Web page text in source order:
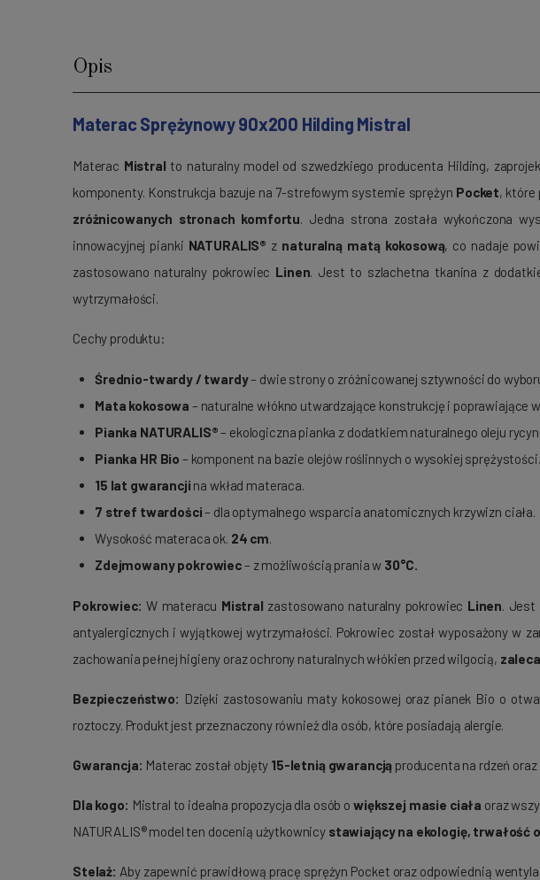
Opis
Materac Sprężynowy 90x200 Hilding Mistral
Materac Mistral to naturalny model od szwedzkiego producenta Hilding,
komponenty. Konstrukcja bazuje na 7-strefowym systemie sprężyn Pocket, które
zróżnicowanych stronach komfortu . Jedna strona została wykończona
innowacyjnej pianki NATURALIS® z naturalną matą kokosową, co nadaje
zastosowano naturalny pokrowiec Linen . Jest to szlachetna tkanina z
wytrzymałości.
Cechy produktu:
Średnio-twardy / twardy– dwie strony o zróżnicowanej sztywności do
Mata kokosowa – naturalne włókno utwardzające konstrukcję i poprawiające
Pianka NATURALIS®– ekologiczna pianka z dodatkiem naturalnego oleju
Pianka HR Bio – komponent na bazie olejów roślinnych o wysokiej sprężystości.
15 lat gwarancji na wkład materaca.
7 stref twardości– dla optymalnego wsparcia anatomicznych krzywizn ciała.
Wysokość materaca ok. 24 cm
Zdejmowany pokrowiec– z możliwością prania w 30°C.
Pokrowiec:W materacu Mistral zastosowano naturalny pokrowiec Linen .
antyalergicznych i wyjątkowej wytrzymałości. Pokrowiec został wyposażony w
zachowania pełnej higieny oraz ochrony naturalnych włókien przed wilgocią,
Bezpieczeństwo: Dzięki zastosowaniu maty kokosowej oraz pianek Bio o
roztoczy. Produkt jest przeznaczony również dla osób, które posiadają alergie.
Gwarancja: Materac został objęty 15-letnią gwarancją producenta na rdzeń
Dla kogo: Mistral to idealna propozycja dla osób owiększej masie ciała oraz
NATURALIS® model ten docenią użytkownicy stawiający na ekologię, trwałość
Stelaż: Aby zapewnić prawidłową pracę sprężyn Pocket oraz odpowiednią